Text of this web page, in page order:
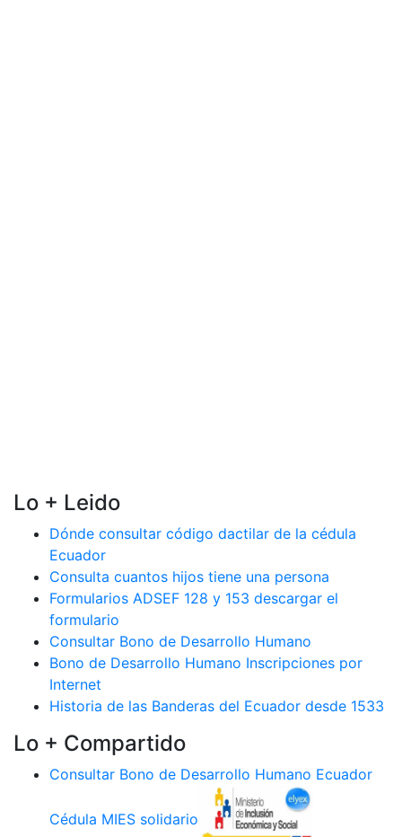
Lo + Leido
Dónde consultar código dactilar de la cédula
Ecuador
Consulta cuantos hijos tiene una persona
Formularios ADSEF 128 y 153 descargar el
formulario
Consultar Bono de Desarrollo Humano
Bono de Desarrollo Humano Inscripciones por
Internet
Historia de las Banderas del Ecuador desde 1533
Lo + Compartido
Consultar Bono de Desarrollo Humano Ecuador
Cédula MIES solidario